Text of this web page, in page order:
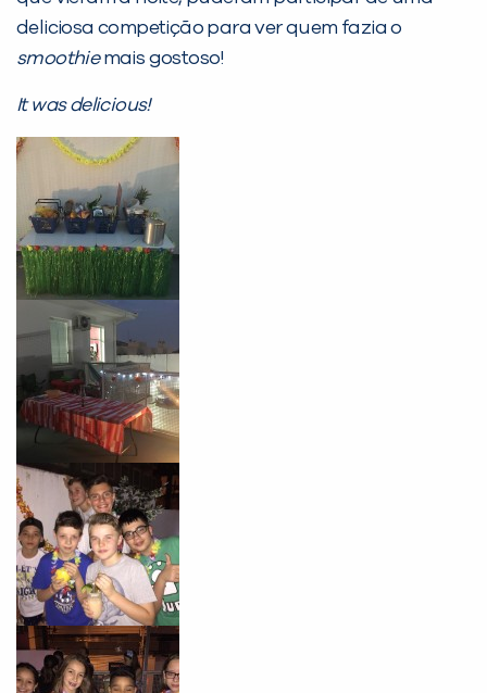
deliciosa competição para ver quem fazia o
smoothiemais gostoso!
It was delicious!
Desculpe!
inFlux nesta cidade ou bairro que
Preencha com seus dados abaixo e
já vamos te colocar em contato